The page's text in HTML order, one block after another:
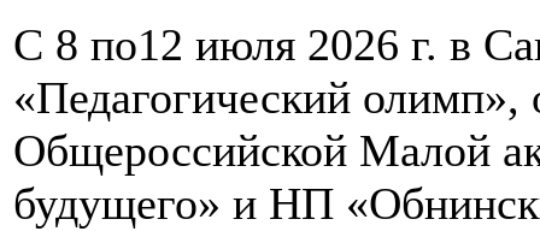
С 8 по12 июля 2026 г. в
«Педагогический олимп»,
Общероссийской Малой
будущего» и НП